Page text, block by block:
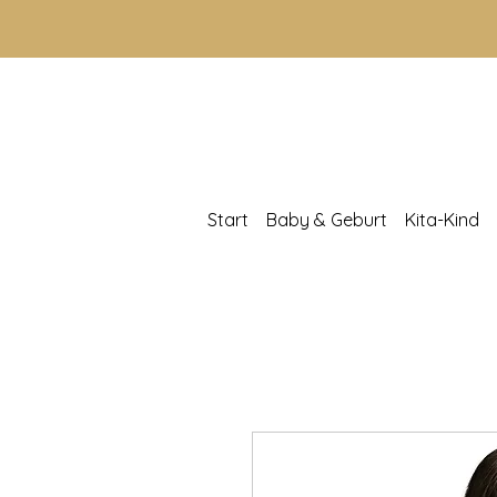
Start Baby & Geburt Kita-Kind